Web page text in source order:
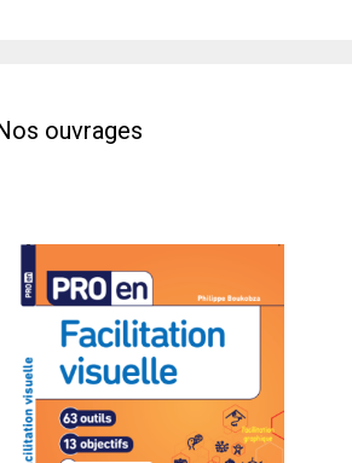
ouvrages